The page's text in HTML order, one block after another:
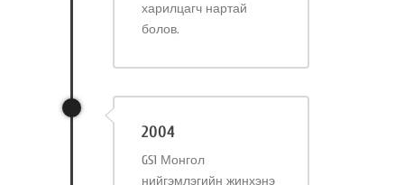
харилцагч нартай
болов.
2004
GS1 Монгол
нийгэмлэгийн жинхэнэ